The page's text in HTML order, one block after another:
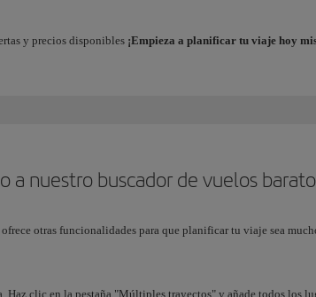
y precios disponibles ¡Empieza a planificar tu viaje hoy
a nuestro buscador de vuelos
otras funcionalidades para que planificar tu viaje sea
clic en la pestaña "Múltiples trayectos" y añade todos los